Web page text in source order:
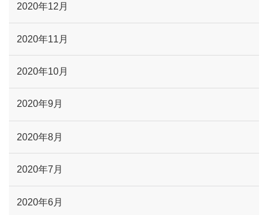
2020年12月
2020年11月
2020年10月
2020年9月
2020年8月
2020年7月
2020年6月